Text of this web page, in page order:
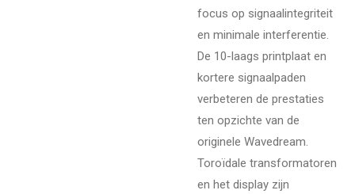
focus op signaalintegriteit
en minimale interferentie.
De 10-laags printplaat en
kortere signaalpaden
verbeteren de prestaties
ten opzichte van de
originele Wavedream.
Toroïdale transformatoren
en het display zijn